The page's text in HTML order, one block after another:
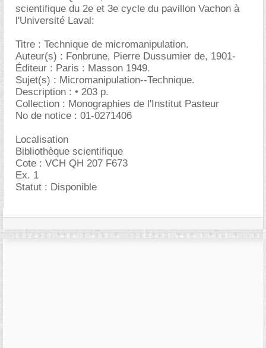
scientifique du 2e et 3e cycle du pavillon Vachon à
l'Université Laval:
Titre : Technique de micromanipulation.
Auteur(s) : Fonbrune, Pierre Dussumier de, 1901-
Éditeur : Paris : Masson 1949.
Sujet(s) : Micromanipulation--Technique.
Description : • 203 p.
Collection : Monographies de l'Institut Pasteur
No de notice : 01-0271406
Localisation
Bibliothèque scientifique
Cote : VCH QH 207 F673
Ex. 1
Statut : Disponible